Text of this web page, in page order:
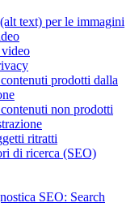
text) per le immagini
prodotti dalla
non prodotti
ritratti
di ricerca (SEO)
SEO: Search